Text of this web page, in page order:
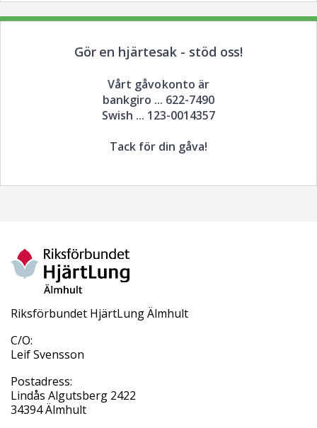
Gör en hjärtesak - stöd oss!
Vårt gåvokonto är
bankgiro ... 622-7490
Swish ... 123-0014357
Tack för din gåva!
Riksförbundet HjärtLung Älmhult
C/O:
Leif Svensson
Postadress:
Lindås Algutsberg 2422
34394 Älmhult